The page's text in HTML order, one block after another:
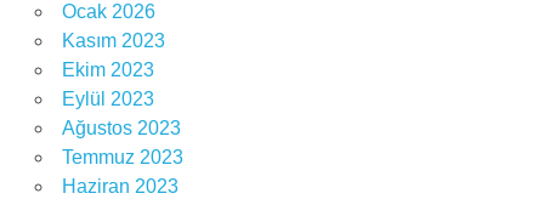
Ocak 2026
Kasım 2023
Ekim 2023
Eylül 2023
Ağustos 2023
Temmuz 2023
Haziran 2023